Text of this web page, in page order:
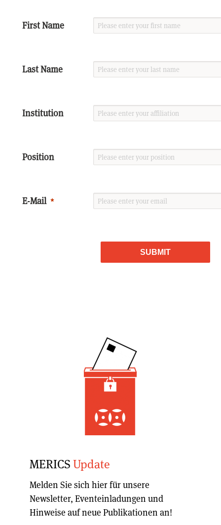
First Name
Last Name
Institution
Position
E-Mail
SUBMIT
MERICSUpdate
Melden Sie sich hier für unsere
Newsletter, Eventeinladungen und
Hinweise auf neue Publikationen an!